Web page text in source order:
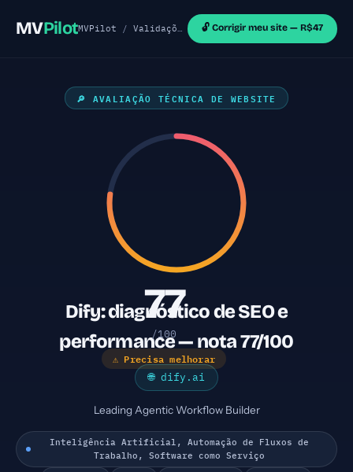
MVPilotMVPilot /Validações de MVP /Sites Outras
🔓 Corrigir meu site — R$47
🔎 AVALIAÇÃO TÉCNICA DE WEBSITE
77
/100
⚠ Precisa melhorar
Dify: diagnóstico de SEO e
performance — nota 77/100
🌐 dify.ai
Leading Agentic Workflow Builder
Inteligência Artificial, Automação de Fluxos de
Trabalho, Software como Serviço